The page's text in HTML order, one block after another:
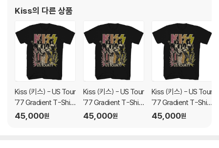
Kiss의 다른 상품
Kiss (키스) - US Tour
'77 Gradient T-Shirt
- XL Black
45,000원
Kiss (키스) - US Tour
'77 Gradient T-Shirt
- Large Black
45,000원
Kiss (키스) - US Tour
'77 Gradient T-Shirt
- Medium Black
45,000원